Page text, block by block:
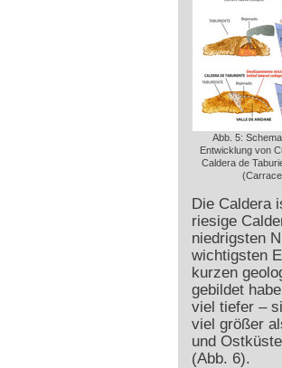
Abb. 5:
Entwicklung von
Caldera de
Die Caldera
riesige
niedrigsten
wichtigsten
kurzen
gebildet
viel tiefer –
viel größer
und
(Abb. 6).